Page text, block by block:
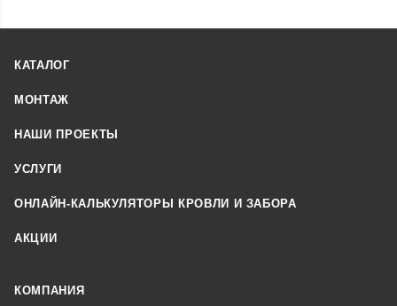
КАТАЛОГ
МОНТАЖ
НАШИ ПРОЕКТЫ
УСЛУГИ
ОНЛАЙН-КАЛЬКУЛЯТОРЫ КРОВЛИ И ЗАБОРА
АКЦИИ
КОМПАНИЯ